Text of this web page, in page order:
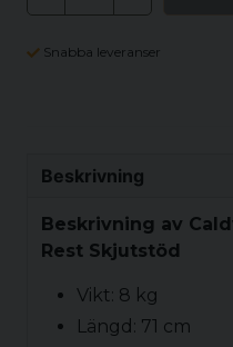
Snabba leveranser
Beskrivning
Beskrivning av
Rest Skjutstöd
Vikt: 8 kg
Längd: 71 cm